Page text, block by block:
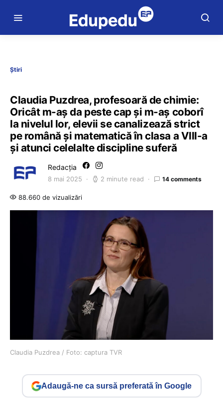
Știri
Claudia Puzdrea, profesoară de chimie:
Oricât m-aș da peste cap și m-aș coborî
la nivelul lor, elevii se canalizează strict
pe română și matematică în clasa a VIII-a
și atunci celelalte discipline suferă
Redacția
8 mai 2025 2 minute read 14 comments
88.660 de vizualizări
Claudia Puzdrea / Foto: captura TVR
Adaugă-ne ca sursă preferată în Google